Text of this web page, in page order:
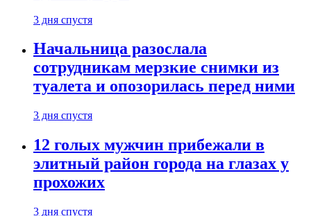
3 дня спустя
Начальница разослала
сотрудникам мерзкие снимки из
туалета и опозорилась перед ними
3 дня спустя
12 голых мужчин прибежали в
элитный район города на глазах у
прохожих
3 дня спустя